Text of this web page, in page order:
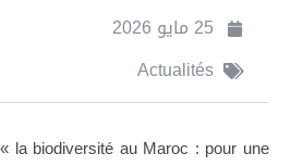
25 مايو 2026
Actualités
la biodiversité au Maroc : pour une